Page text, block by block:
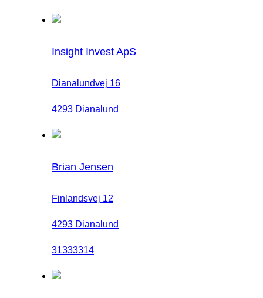
Insight Invest ApS
Dianalundvej 16
4293 Dianalund
Brian Jensen
Finlandsvej 12
4293 Dianalund
31333314